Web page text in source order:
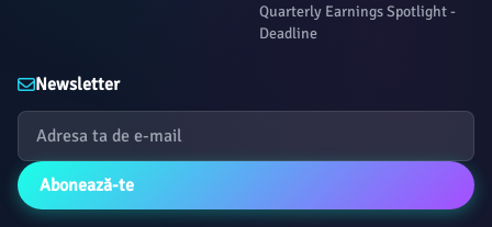
Quarterly Earnings Spotlight -
Deadline
Newsletter
Abonează-te